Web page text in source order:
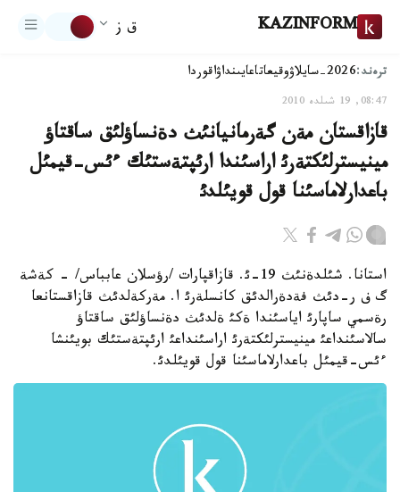
KAZINFORM ق ز
ترەند:2026-سايلاۋ وقيعاتاعايىنداۋاقوردا
08:47, 19 شىلدە 2010
قازاقستان مةن گةرمانيانئث دةنساؤلئق ساقتاؤ
مينيسترلئكتةرئ اراسئندا ارئپتةستئك ءئس-قيمئل
باعدارلاماسئنا قول قويئلدئ
استانا. شئلدةنئث 19-ئ. قازاقپارات /رؤسلان عابباس/ - كةشة
گ ف ر-دئث فةدةرالدئق كانسلةرئ ا. مةركةلدئث قازاقستانعا
رةسمي ساپارئ اياسئندا ةكئ ةلدئث دةنساؤلئق ساقتاؤ
سالاسئنداعئ مينيسترلئكتةرئ اراسئنداعئ ارئپتةستئك بويئنشا
ءئس-قيمئل باعدارلاماسئنا قول قويئلدئ.